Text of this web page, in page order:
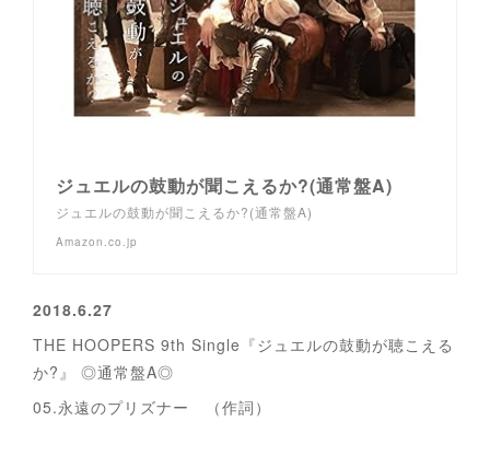
ジュエルの鼓動が聞こえるか?(通常盤A)
ジュエルの鼓動が聞こえるか?(通常盤A)
Amazon.co.jp
2018.6.27
THE HOOPERS 9th Single『ジュエルの鼓動が聴こえる
か?』 ◎通常盤A◎
05.永遠のプリズナー （作詞）